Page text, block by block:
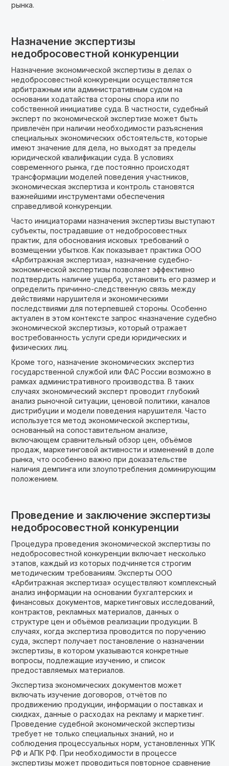
рынка.
Назначение экспертизы
недобросовестной конкуренции
Назначение экономической экспертизы в делах о
недобросовестной конкуренции осуществляется
арбитражным или административным судом на
основании ходатайства стороны спора или по
собственной инициативе суда. В частности, судебный
эксперт по экономической экспертизе может быть
привлечён при наличии необходимости разъяснения
специальных экономических обстоятельств, которые
имеют значение для дела, но выходят за пределы
юридической квалификации суда. В условиях
современного рынка, где постоянно происходят
трансформации моделей поведения участников,
экономическая экспертиза и контроль становятся
важнейшими инструментами обеспечения
справедливой конкуренции.
Часто инициаторами назначения экспертизы выступают
субъекты, пострадавшие от недобросовестных
практик, для обоснования исковых требований о
возмещении убытков. Как показывает практика ООО
«Арбитражная экспертиза», назначение судебно-
экономической экспертизы позволяет эффективно
подтвердить наличие ущерба, установить его размер и
определить причинно-следственную связь между
действиями нарушителя и экономическими
последствиями для потерпевшей стороны. Особенно
актуален в этом контексте запрос «назначение судебно
экономической экспертизы», который отражает
востребованность услуги среди юридических и
физических лиц.
Кроме того, назначение экономических экспертиз
государственной службой или ФАС России возможно в
рамках административного производства. В таких
случаях экономический эксперт проводит глубокий
анализ рыночной ситуации, ценовой политики, каналов
дистрибуции и модели поведения нарушителя. Часто
используется метод экономической экспертизы,
основанный на сопоставительном анализе,
включающем сравнительный обзор цен, объёмов
продаж, маркетинговой активности и изменений в доле
рынка, что особенно важно при доказательстве
наличия демпинга или злоупотребления доминирующим
положением.
Проведение и заключение экспертизы
недобросовестной конкуренции
Процедура проведения экономической экспертизы по
недобросовестной конкуренции включает несколько
этапов, каждый из которых подчиняется строгим
методическим требованиям. Эксперты ООО
«Арбитражная экспертиза» осуществляют комплексный
анализ информации на основании бухгалтерских и
финансовых документов, маркетинговых исследований,
контрактов, рекламных материалов, данных о
структуре цен и объёмов реализации продукции. В
случаях, когда экспертиза проводится по поручению
суда, эксперт получает постановление о назначении
экспертизы, в котором указываются конкретные
вопросы, подлежащие изучению, и список
предоставляемых материалов.
Экспертиза экономических документов может
включать изучение договоров, отчётов по
продвижению продукции, информации о поставках и
скидках, данные о расходах на рекламу и маркетинг.
Проведение судебной экономической экспертизы
требует не только специальных знаний, но и
соблюдения процессуальных норм, установленных УПК
РФ и АПК РФ. При необходимости в процессе
экспертизы может проводиться повторное сравнение